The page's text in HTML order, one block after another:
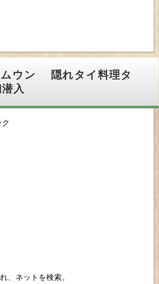
ムウン 隠れタイ料理タ
入
、ネットを検索。